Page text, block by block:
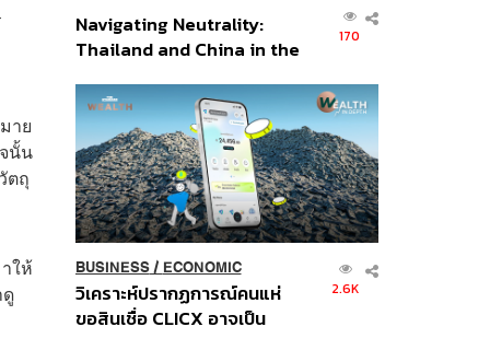
าย
นั้น
ตถุ
ให้
Navigating Neutrality:
Thailand and China in the
Order
170
BUSINESS/ ECONOMIC
วิเคราะห์ปรากฏการณ์คนแห่
ขอสินเชื่อ CLICX อาจเป็น
2.6K